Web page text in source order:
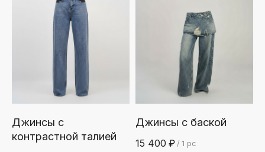
Джинсы с
контрастной талией
Джинсы с баской
15 400 ₽ / 1 pc